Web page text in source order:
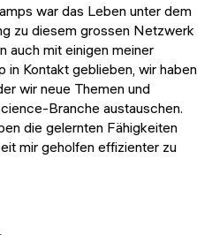
war das Leben unter dem
zu diesem grossen Netzwerk
auch mit einigen meiner
in Kontakt geblieben, wir haben
wir neue Themen und
Branche austauschen.
die gelernten Fähigkeiten
mir geholfen effizienter zu